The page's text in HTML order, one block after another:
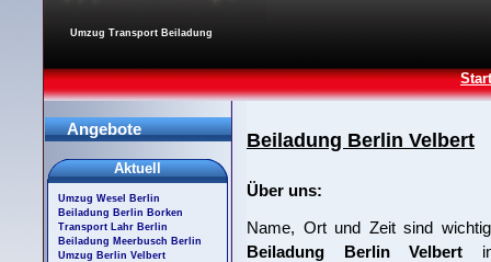
Umzug Transport Beiladung
Beiladung Berlin Velbert
Über uns:
Name, Ort und Zeit sind
Beiladung Berlin Velbert
Angebote
Aktuell
Umzug Wesel Berlin
Beiladung Berlin Borken
Transport Lahr Berlin
Beiladung Meerbusch Berlin
Umzug Berlin Velbert